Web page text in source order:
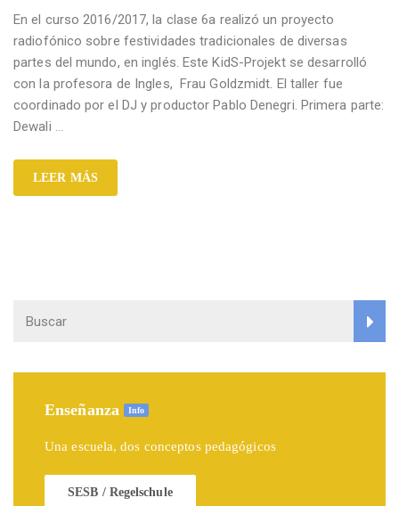
En el curso 2016/2017, la clase 6a realizó un proyecto
radiofónico sobre festividades tradicionales de diversas
partes del mundo, en inglés. Este KidS-Projekt se desarrolló
con la profesora de Ingles, Frau Goldzmidt. El taller fue
coordinado por el DJ y productor Pablo Denegri. Primera parte:
Dewali …
LEER MÁS
Enseñanza Info
Una escuela, dos conceptos pedagógicos
SESB / Regelschule